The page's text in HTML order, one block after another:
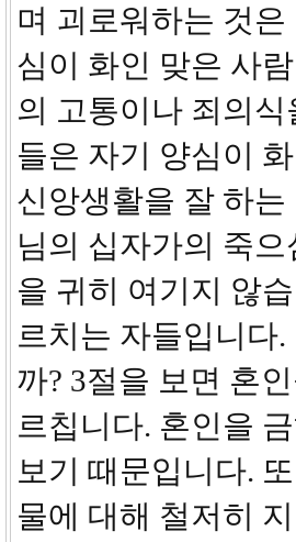
며 괴로워하는 것
심이 화인 맞은 사
의 고통이나 죄의
들은 자기 양심이
신앙생활을 잘 하
님의 십자가의 죽
을 귀히 여기지 않
르치는 자들입니다
까? 3절을 보면 혼
르칩니다. 혼인을
보기 때문입니다.
물에 대해 철저히